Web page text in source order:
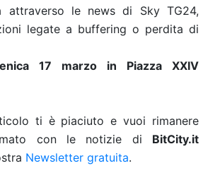
attraverso le news di Sky TG24,
legate a buffering o perdita di
17 marzo in Piazza XXIV
ti è piaciuto e vuoi rimanere
con le notizie di BitCity.it
Newsletter gratuita.